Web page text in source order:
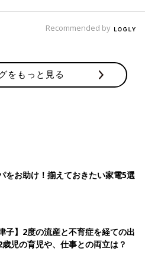
Recommended by
をもっと見る
をお助け！揃えておきたい家電5選
子】2度の流産と不育症を経ての出
児の育児や、仕事との両立は？